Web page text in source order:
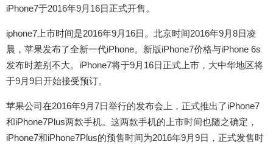
iPhone7于2016年9月16日正式开售。
iphone7上市时间是2016年9月16日。北京时间2016年9月8日凌
晨，苹果发布了全新一代iPhone。新版iPhone7价格与iPhone 6s
发布时差别不大。iPhone7将于9月16日正式上市，大中华地区将
于9月9日开始接受预订。
苹果公司在2016年9月7日举行的发布会上，正式推出了iPhone7
和iPhone7Plus两款手机。这两款手机的上市时间也随之确定，
iPhone7和iPhone7Plus的预售时间为2016年9月9日，正式发售时